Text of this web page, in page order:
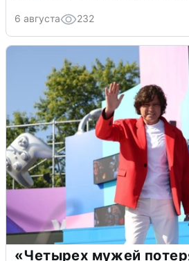
6 августа 232
«Четырех мужей